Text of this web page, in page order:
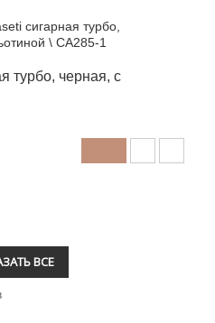
турбо, черная, с
ВСЕ